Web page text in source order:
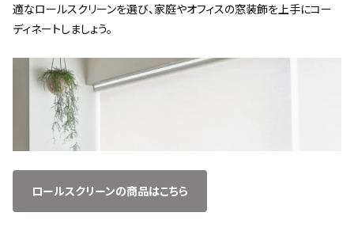
適なロールスクリーンを選び、家庭やオフィスの窓装飾を上手にコー
ディネートしましょう。
ロールスクリーンの商品はこちら